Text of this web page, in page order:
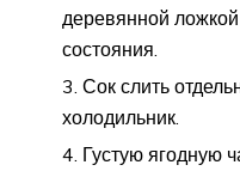
деревянной
состояния.
Сок слить
холодильник.
Густую ягодную